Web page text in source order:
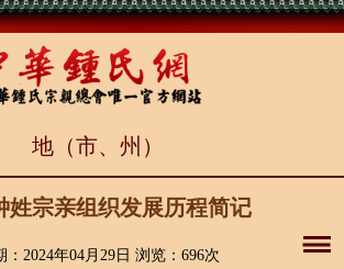
地（市、州）
姓宗亲组织发展历程简记
：2024年04月29日 浏览： 696次